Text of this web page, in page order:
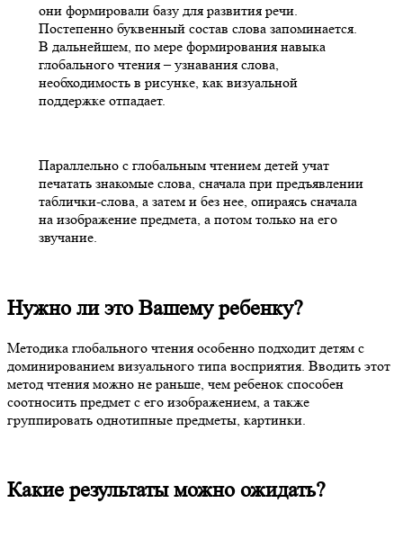
они формировали базу для развития речи.
Постепенно буквенный состав слова запоминается.
В дальнейшем, по мере формирования навыка
глобального чтения – узнавания слова,
необходимость в рисунке, как визуальной
поддержке отпадает.
Параллельно с глобальным чтением детей учат
печатать знакомые слова, сначала при предъявлении
таблички-слова, а затем и без нее, опираясь сначала
на изображение предмета, а потом только на его
звучание.
Нужно ли это Вашему ребенку?
Методика глобального чтения особенно подходит детям с
доминированием визуального типа восприятия. Вводить этот
метод чтения можно не раньше, чем ребенок способен
соотносить предмет с его изображением, а также
группировать однотипные предметы, картинки.
Какие результаты можно ожидать?